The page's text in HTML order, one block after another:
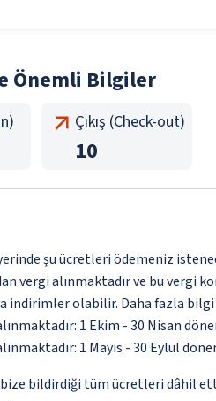
Önemli Bilgiler
Çıkış (Check-out)
10
şu ücretleri ödemeniz
vergi alınmaktadır ve bu vergi
indirimler olabilir. Daha fazla
1 Ekim - 30 Nisan
1 Mayıs - 30 Eylül
bildirdiği tüm ücretleri dâhil